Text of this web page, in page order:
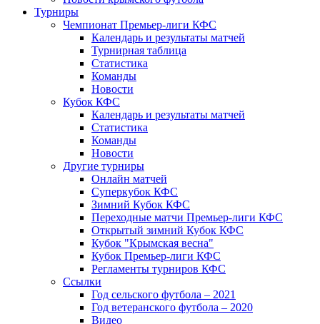
Турниры
Чемпионат Премьер-лиги КФС
Календарь и результаты матчей
Турнирная таблица
Статистика
Команды
Новости
Кубок КФС
Календарь и результаты матчей
Статистика
Команды
Новости
Другие турниры
Онлайн матчей
Суперкубок КФС
Зимний Кубок КФС
Переходные матчи Премьер-лиги КФС
Открытый зимний Кубок КФС
Кубок "Крымская весна"
Кубок Премьер-лиги КФС
Регламенты турниров КФС
Ссылки
Год сельского футбола – 2021
Год ветеранского футбола – 2020
Видео